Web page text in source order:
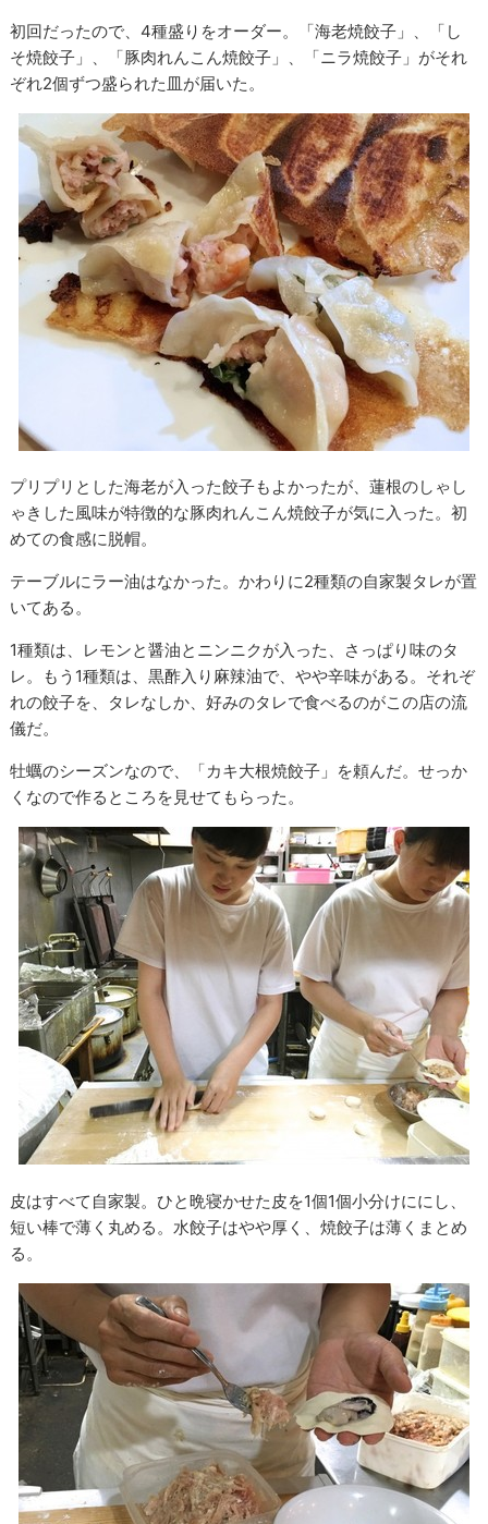
初回だったので、4種盛りをオーダー。「海老焼餃子」、「し
そ焼餃子」、「豚肉れんこん焼餃子」、「ニラ焼餃子」がそれ
ぞれ2個ずつ盛られた皿が届いた。
プリプリとした海老が入った餃子もよかったが、蓮根のしゃし
ゃきした風味が特徴的な豚肉れんこん焼餃子が気に入った。初
めての食感に脱帽。
テーブルにラー油はなかった。かわりに2種類の自家製タレが置
いてある。
1種類は、レモンと醤油とニンニクが入った、さっぱり味のタ
レ。もう1種類は、黒酢入り麻辣油で、やや辛味がある。それぞ
れの餃子を、タレなしか、好みのタレで食べるのがこの店の流
儀だ。
牡蠣のシーズンなので、「カキ大根焼餃子」を頼んだ。せっか
くなので作るところを見せてもらった。
皮はすべて自家製。ひと晩寝かせた皮を1個1個小分けににし、
短い棒で薄く丸める。水餃子はやや厚く、焼餃子は薄くまとめ
る。